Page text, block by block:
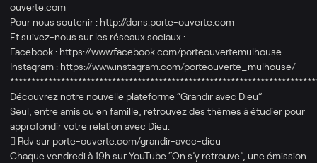
ouverte.com​
Pour nous soutenir : http://dons.porte-ouverte.com
Et suivez-nous sur les réseaux sociaux :
Facebook : https://www.facebook.com/porteouvertemulhouse
Instagram : https://www.instagram.com/porteouverte_mulhouse/
Découvrez notre nouvelle plateforme “Grandir avec Dieu”
Seul, entre amis ou en famille, retrouvez des thèmes à étudier pour
approfondir votre relation avec Dieu.
 Rdv sur porte-ouverte.com/grandir-avec-dieu
Chaque vendredi à 19h sur YouTube “On s’y retrouve”, une émission